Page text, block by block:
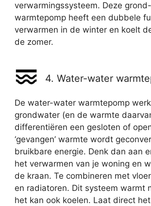
verwarmingssysteem. Deze
warmtepomp heeft een dubbele
verwarmen in de winter en koelt
de zomer.
4. Water-water
De water-water warmtepomp
grondwater (en de warmte
differentiëren een gesloten of
‘gevangen’ warmte wordt
bruikbare energie. Denk dan aan
het verwarmen van je woning en
de kraan. Te combineren met
en radiatoren. Dit systeem warmt
het kan ook koelen. Laat direct